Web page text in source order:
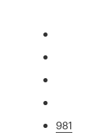
981